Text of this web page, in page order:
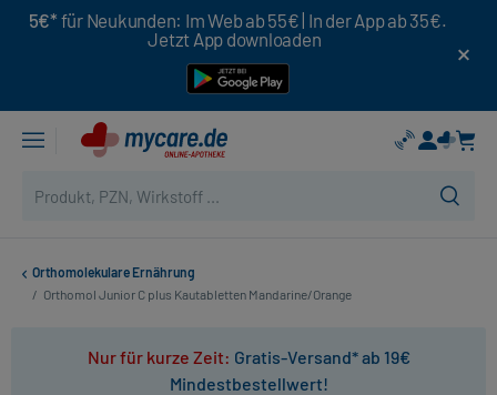
5€* für Neukunden: Im Web ab 55€ | In der App ab 35€.
Jetzt App downloaden
Orthomolekulare Ernährung
/ Orthomol Junior C plus Kautabletten Mandarine/Orange
Nur für kurze Zeit: Gratis-Versand* ab 19€
Mindestbestellwert!